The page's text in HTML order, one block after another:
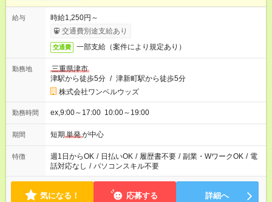
給与
時給1,250円～
交通費別途支給あり
交通費 一部支給（案件により規定あり）
勤務地
三重県津市
津駅から徒歩5分 / 津新町駅から徒歩5分
株式会社ワンベルウッズ
勤務時間 ex,9:00～17:00 10:00～19:00
期間 短期 単発が中心
特徴 週1日からOK / 日払いOK / 履歴書不要 / 副業・WワークOK / 電
話対応なし / パソコンスキル不要
気になる！ 応募する 詳細へ